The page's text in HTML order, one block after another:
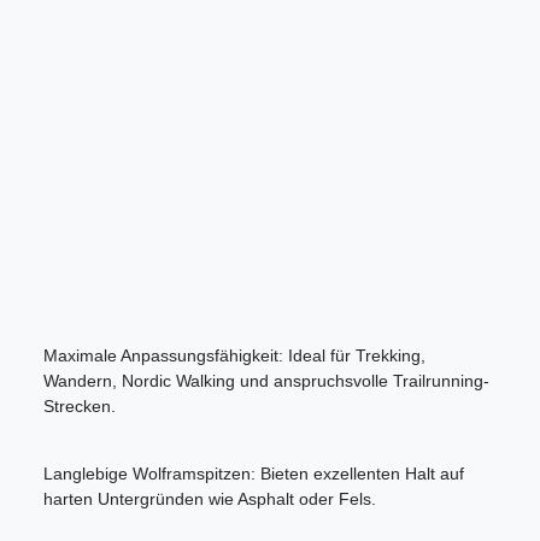
Maximale Anpassungsfähigkeit: Ideal für Trekking,
Wandern, Nordic Walking und anspruchsvolle Trailrunning-
Strecken.
Langlebige Wolframspitzen: Bieten exzellenten Halt auf
harten Untergründen wie Asphalt oder Fels.